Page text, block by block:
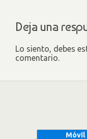
Deja una
Lo siento, debes
comentario.
Móvil